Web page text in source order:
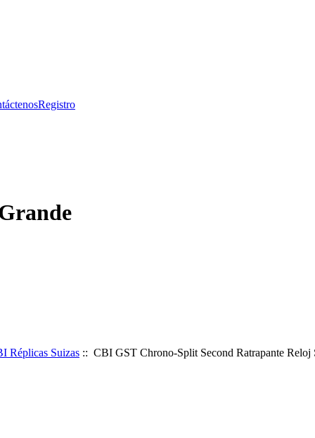
Registro
Réplicas Suizas :: CBI GST Chrono-Split Second Ratrapante Reloj